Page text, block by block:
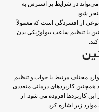
در شرایط پر استرس به
شود.
از افسردگی است که معمولاً
با تنظیم ساعت بیولوژیکی بدن
مختلف مرتبط با خواب و تنظیم
همچنین کاربردهای درمانی متعددی
این کاربردها افزوده می شود. از
موارد زیر اشاره کرد.